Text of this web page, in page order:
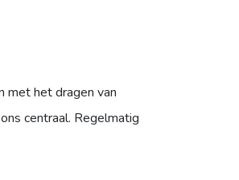
met het dragen van
centraal. Regelmatig